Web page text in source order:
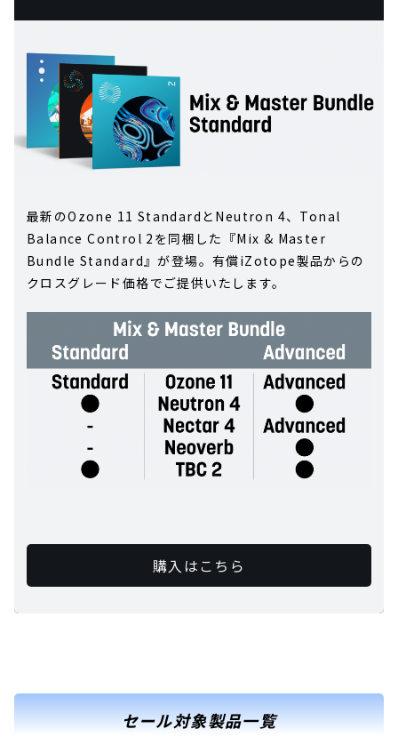
最新のOzone 11 StandardとNeutron 4、Tonal
Balance Control 2を同梱した『Mix & Master
Bundle Standard』が登場。有償iZotope製品からの
クロスグレード価格でご提供いたします。
購入はこちら
セール対象製品一覧